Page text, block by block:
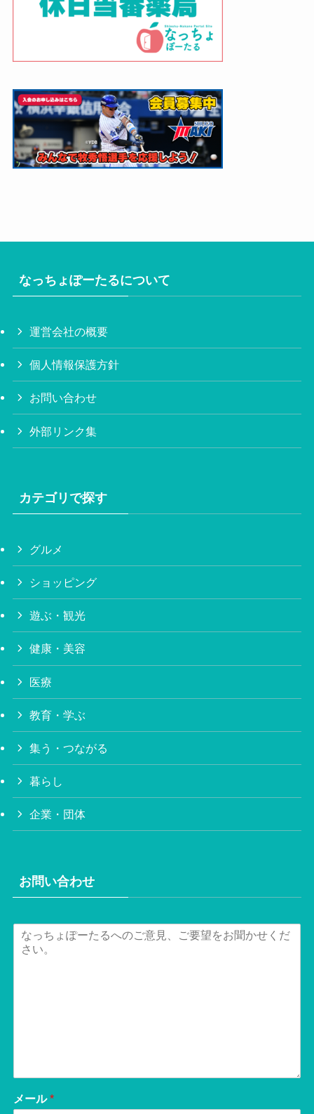
なっちょぽーたるについて
運営会社の概要
個人情報保護方針
お問い合わせ
外部リンク集
カテゴリで探す
グルメ
ショッピング
遊ぶ・観光
健康・美容
医療
教育・学ぶ
集う・つながる
暮らし
企業・団体
お問い合わせ
メール*